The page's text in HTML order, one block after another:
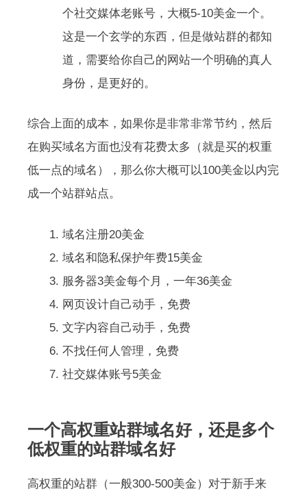
个社交媒体老账号，大概5-10美金一个。
这是一个玄学的东西，但是做站群的都知
道，需要给你自己的网站一个明确的真人
身份，是更好的。
综合上面的成本，如果你是非常非常节约，然后
在购买域名方面也没有花费太多（就是买的权重
低一点的域名），那么你大概可以100美金以内完
成一个站群站点。
域名注册20美金
域名和隐私保护年费15美金
服务器3美金每个月，一年36美金
网页设计自己动手，免费
文字内容自己动手，免费
不找任何人管理，免费
社交媒体账号5美金
一个高权重站群域名好，还是多个
低权重的站群域名好
高权重的站群（一般300-500美金）对于新手来